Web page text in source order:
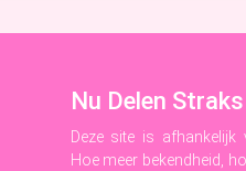
Nu Delen
Deze site is afhankelijk
Hoe meer bekendheid,